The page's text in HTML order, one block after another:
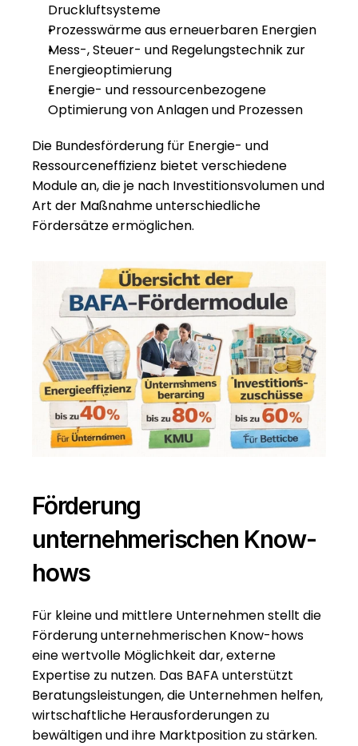
Druckluftsysteme
Prozesswärme aus erneuerbaren Energien
Mess-, Steuer- und Regelungstechnik zur
Energieoptimierung
Energie- und ressourcenbezogene
Optimierung von Anlagen und Prozessen
Die Bundesförderung für Energie- und
Ressourceneffizienz bietet verschiedene
Module an, die je nach Investitionsvolumen und
Art der Maßnahme unterschiedliche
Fördersätze ermöglichen.
Förderung
unternehmerischen Know-
hows
Für kleine und mittlere Unternehmen stellt die
Förderung unternehmerischen Know-hows
eine wertvolle Möglichkeit dar, externe
Expertise zu nutzen. Das BAFA unterstützt
Beratungsleistungen, die Unternehmen helfen,
wirtschaftliche Herausforderungen zu
bewältigen und ihre Marktposition zu stärken.